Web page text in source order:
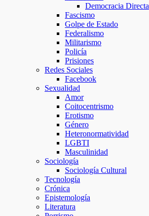
Democracia Directa
Fascismo
Golpe de Estado
Federalismo
Militarismo
Policía
Prisiones
Redes Sociales
Facebook
Sexualidad
Amor
Coitocentrismo
Erotismo
Género
Heteronormatividad
LGBTI
Masculinidad
Sociología
Sociología Cultural
Tecnología
Crónica
Epistemología
Literatura